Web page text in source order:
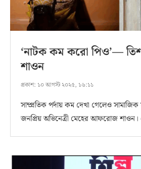
‘নাটক কম করো পিও’—
শাওন
প্রকাশ: ১০ আগস্ট ২০২৫, ১৬:১১
সাম্প্রতিক পর্দায় কম দেখা গেলেও
জনপ্রিয় অভিনেত্রী মেহের আফরোজ